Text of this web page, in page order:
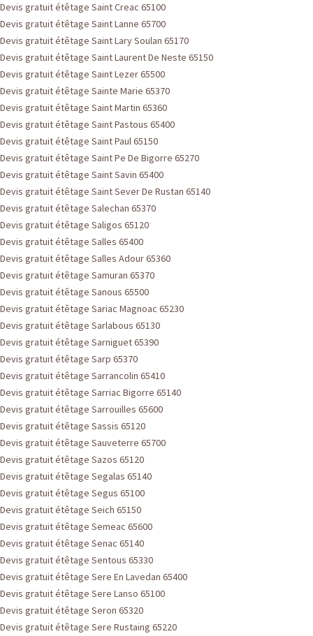
Devis gratuit étêtage Saint Creac 65100
Devis gratuit étêtage Saint Lanne 65700
Devis gratuit étêtage Saint Lary Soulan 65170
Devis gratuit étêtage Saint Laurent De Neste 65150
Devis gratuit étêtage Saint Lezer 65500
Devis gratuit étêtage Sainte Marie 65370
Devis gratuit étêtage Saint Martin 65360
Devis gratuit étêtage Saint Pastous 65400
Devis gratuit étêtage Saint Paul 65150
Devis gratuit étêtage Saint Pe De Bigorre 65270
Devis gratuit étêtage Saint Savin 65400
Devis gratuit étêtage Saint Sever De Rustan 65140
Devis gratuit étêtage Salechan 65370
Devis gratuit étêtage Saligos 65120
Devis gratuit étêtage Salles 65400
Devis gratuit étêtage Salles Adour 65360
Devis gratuit étêtage Samuran 65370
Devis gratuit étêtage Sanous 65500
Devis gratuit étêtage Sariac Magnoac 65230
Devis gratuit étêtage Sarlabous 65130
Devis gratuit étêtage Sarniguet 65390
Devis gratuit étêtage Sarp 65370
Devis gratuit étêtage Sarrancolin 65410
Devis gratuit étêtage Sarriac Bigorre 65140
Devis gratuit étêtage Sarrouilles 65600
Devis gratuit étêtage Sassis 65120
Devis gratuit étêtage Sauveterre 65700
Devis gratuit étêtage Sazos 65120
Devis gratuit étêtage Segalas 65140
Devis gratuit étêtage Segus 65100
Devis gratuit étêtage Seich 65150
Devis gratuit étêtage Semeac 65600
Devis gratuit étêtage Senac 65140
Devis gratuit étêtage Sentous 65330
Devis gratuit étêtage Sere En Lavedan 65400
Devis gratuit étêtage Sere Lanso 65100
Devis gratuit étêtage Seron 65320
Devis gratuit étêtage Sere Rustaing 65220